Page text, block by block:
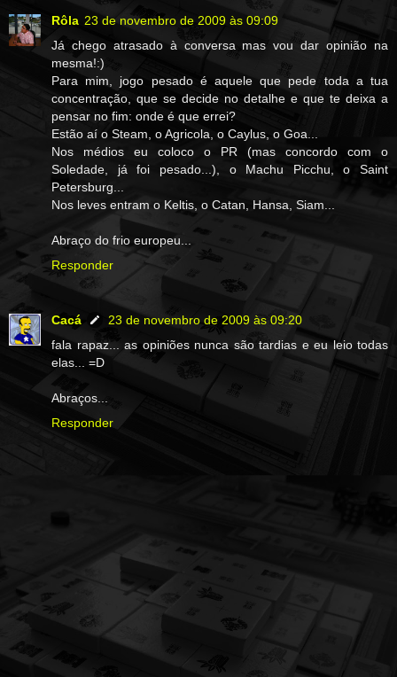
Rôla 23 de novembro de 2009 às 09:09
Já chego atrasado à conversa mas vou dar opinião na
mesma!:)
Para mim, jogo pesado é aquele que pede toda a tua
concentração, que se decide no detalhe e que te deixa a
pensar no fim: onde é que errei?
Estão aí o Steam, o Agricola, o Caylus, o Goa...
Nos médios eu coloco o PR (mas concordo com o
Soledade, já foi pesado...), o Machu Picchu, o Saint
Petersburg...
Nos leves entram o Keltis, o Catan, Hansa, Siam...
Abraço do frio europeu...
Responder
Cacá
23 de novembro de 2009 às 09:20
fala rapaz... as opiniões nunca são tardias e eu leio todas
elas... =D
Abraços...
Responder